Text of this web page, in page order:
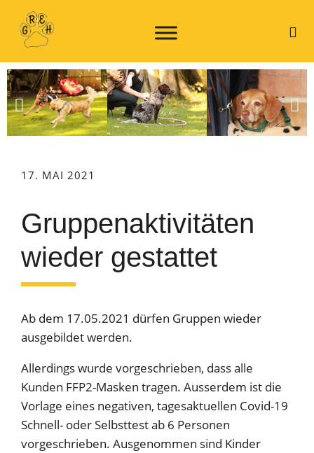
17. MAI 2021
Gruppenaktivitäten
wieder gestattet
Ab dem 17.05.2021 dürfen Gruppen wieder
ausgebildet werden.
Allerdings wurde vorgeschrieben, dass alle
Kunden FFP2-Masken tragen. Ausserdem ist die
Vorlage eines negativen, tagesaktuellen Covid-19
Schnell- oder Selbsttest ab 6 Personen
vorgeschrieben. Ausgenommen sind Kinder